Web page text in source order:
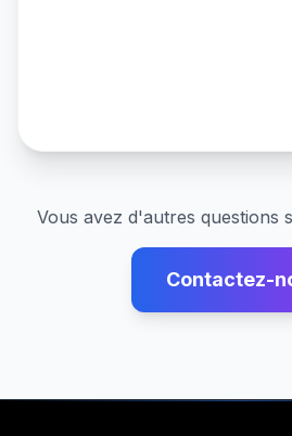
Vous avez d'autres questions
Contactez-